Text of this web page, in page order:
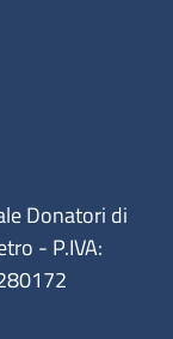
Donatori di
- P.IVA: